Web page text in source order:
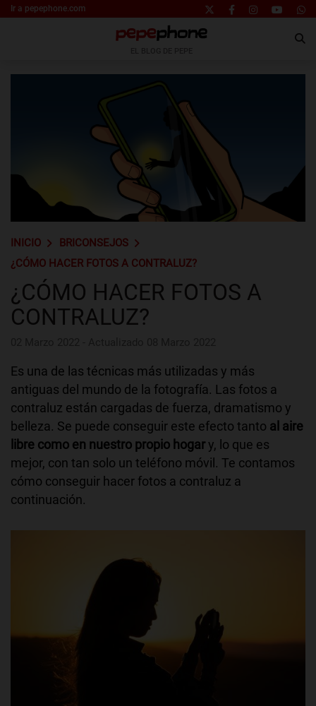
Ir a pepephone.com
INICIO
BRICONSEJOS
¿CÓMO HACER FOTOS A CONTRALUZ?
¿CÓMO HACER FOTOS A
CONTRALUZ?
Es una de las técnicas más utilizadas y más
antiguas del mundo de la fotografía. Las fotos a
contraluz están cargadas de fuerza, dramatismo y
belleza. Se puede conseguir este efecto tanto al aire
libre como en nuestro propio hogary, lo que es
mejor, con tan solo un teléfono móvil. Te contamos
cómo conseguir hacer fotos a contraluz a
continuación.